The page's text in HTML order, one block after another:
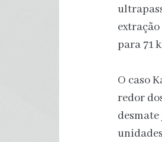
para 71
O caso
redor